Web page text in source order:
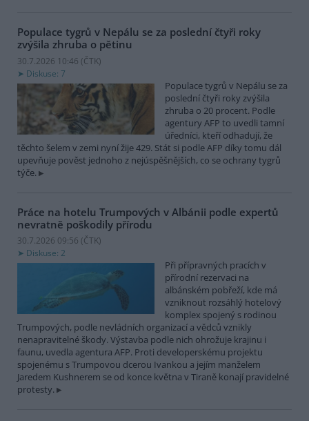
Populace tygrů v Nepálu se za poslední čtyři roky
zvýšila zhruba o pětinu
30.7.2026 10:46 (ČTK)
Diskuse: 7
Populace tygrů v Nepálu se za
poslední čtyři roky zvýšila
zhruba o 20 procent. Podle
agentury AFP to uvedli tamní
úředníci, kteří odhadují, že
těchto šelem v zemi nyní žije 429. Stát si podle AFP díky tomu dál
upevňuje pověst jednoho z nejúspěšnějších, co se ochrany tygrů
týče.
Práce na hotelu Trumpových v Albánii podle expertů
nevratně poškodily přírodu
30.7.2026 09:56 (ČTK)
Diskuse: 2
Při přípravných pracích v
přírodní rezervaci na
albánském pobřeží, kde má
vzniknout rozsáhlý hotelový
komplex spojený s rodinou
Trumpových, podle nevládních organizací a vědců vznikly
nenapravitelné škody. Výstavba podle nich ohrožuje krajinu i
faunu, uvedla agentura AFP. Proti developerskému projektu
spojenému s Trumpovou dcerou Ivankou a jejím manželem
Jaredem Kushnerem se od konce května v Tiraně konají pravidelné
protesty.